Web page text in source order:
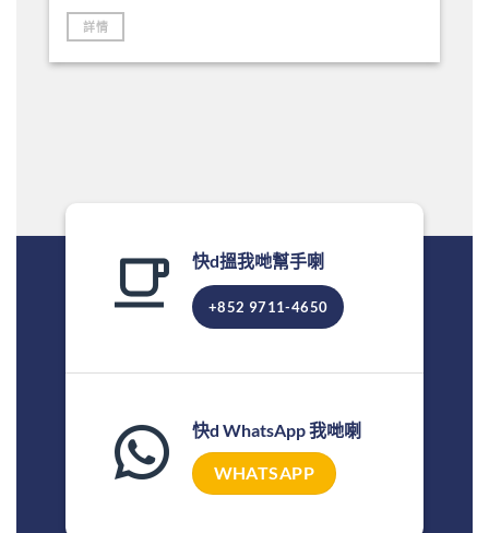
詳情
快d搵我哋幫手喇
+852 9711-4650
快d WhatsApp 我哋喇
WHATSAPP